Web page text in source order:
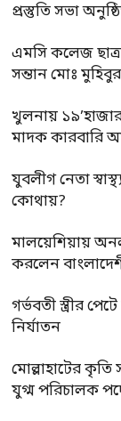
প্রস্তুতি সভা
এমসি কলেজ
সন্তান মোঃ
খুলনায়
মাদক কারবারি
যুবলীগ নেতা
কোথায়?
মালয়েশিয়ায়
করলেন
গর্ভবতী স্ত্রীর
নির্যাতন
মোল্লাহাটের কৃতি
যুগ্ম পরিচালক